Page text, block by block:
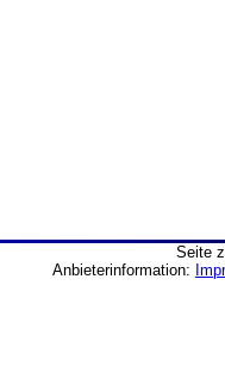
Seite
Anbieterinformation: